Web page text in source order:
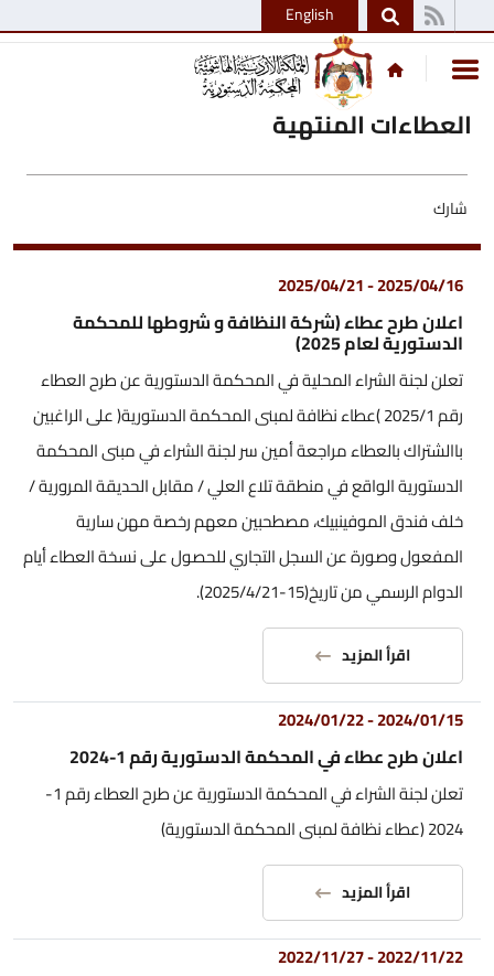
English
العطاءات المنتهية
شارك
2025/04/16
-
2025/04/21
اعلان طرح عطاء (شركة النظافة و شروطها للمحكمة
الدستورية لعام 2025)
تعلن لجنة الشراء المحلية في المحكمة الدستورية عن طرح العطاء
رقم 2025/1 )عطاء نظافة لمبنى المحكمة الدستورية( على الراغبين
باالشتراك بالعطاء مراجعة أمين سر لجنة الشراء في مبنى المحكمة
الدستورية الواقع في منطقة تلاع العلي / مقابل الحديقة المرورية /
خلف فندق الموفينبيك، مصطحبين معهم رخصة مهن سارية
المفعول وصورة عن السجل التجاري للحصول على نسخة العطاء أيام
الدوام الرسمي من تاريخ(15-2025/4/21).
اقرأ المزيد
2024/01/15
-
2024/01/22
اعلان طرح عطاء في المحكمة الدستورية رقم 1-2024
تعلن لجنة الشراء في المحكمة الدستورية عن طرح العطاء رقم 1-
2024 (عطاء نظافة لمبنى المحكمة الدستورية)
اقرأ المزيد
2022/11/22
-
2022/11/27